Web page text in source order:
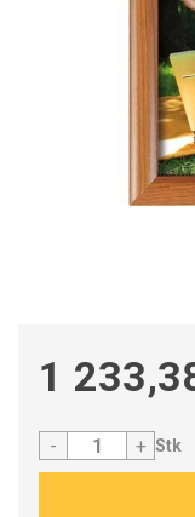
1
- + Stk